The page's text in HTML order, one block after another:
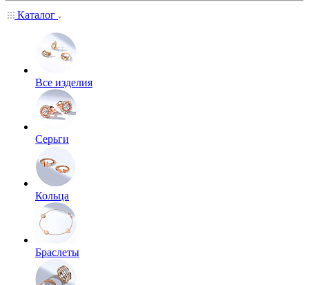
Каталог
Все изделия
Серьги
Кольца
Браслеты